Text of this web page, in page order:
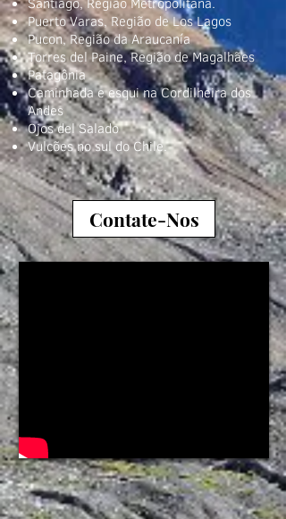
Puerto Varas, Região de Los Lagos
Pucon, Região da Araucanía
Torres del Paine, Região de Magalhães
Patagônia
Caminhada e esqui na Cordilheira dos
Andes
Ojos del Salado
Vulcões no sul do Chile.
Contate-Nos